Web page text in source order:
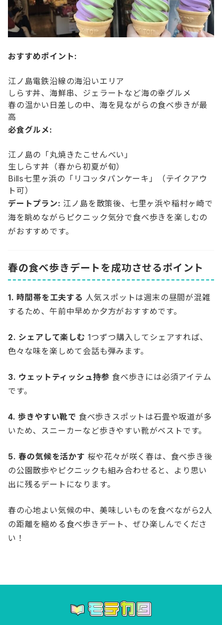
おすすめポイント:
江ノ島電鉄沿線の海沿いエリア
しらす丼、海鮮串、ジェラートなど海の幸グルメ
春の温かい日差しの中、海を見ながらの食べ歩きが最
高
必食グルメ:
江ノ島の「丸焼きたこせんべい」
生しらす丼（春から初夏が旬）
Bills七里ヶ浜の「リコッタパンケーキ」（テイクアウ
ト可）
デートプラン: 江ノ島を散策後、七里ヶ浜や稲村ヶ崎で
海を眺めながらピクニック気分で食べ歩きを楽しむの
がおすすめです。
春の食べ歩きデートを成功させるポイント
1. 時間帯を工夫する 人気スポットは週末の昼間が混雑
するため、午前中早めか夕方がおすすめです。
2. シェアして楽しむ 1つずつ購入してシェアすれば、
色々な味を楽しめて会話も弾みます。
3. ウェットティッシュ持参 食べ歩きには必須アイテム
です。
4. 歩きやすい靴で 食べ歩きスポットは石畳や坂道が多
いため、スニーカーなど歩きやすい靴がベストです。
5. 春の気候を活かす 桜や花々が咲く春は、食べ歩き後
の公園散歩やピクニックも組み合わせると、より思い
出に残るデートになります。
春の心地よい気候の中、美味しいものを食べながら2人
の距離を縮める食べ歩きデート、ぜひ楽しんでくださ
い！